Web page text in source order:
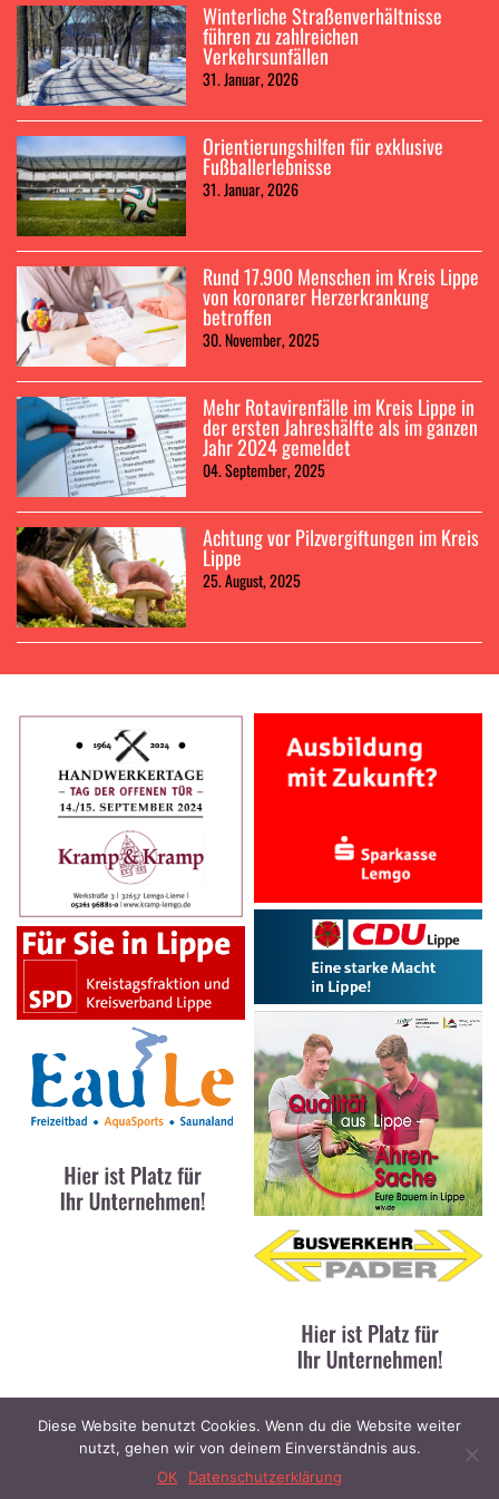
Winterliche Straßenverhältnisse
führen zu zahlreichen
Verkehrsunfällen
31. Januar, 2026
Orientierungshilfen für exklusive
Fußballerlebnisse
31. Januar, 2026
Rund 17.900 Menschen im Kreis Lippe
von koronarer Herzerkrankung
betroffen
30. November, 2025
Mehr Rotavirenfälle im Kreis Lippe in
der ersten Jahreshälfte als im ganzen
Jahr 2024 gemeldet
04. September, 2025
Achtung vor Pilzvergiftungen im Kreis
Lippe
25. August, 2025
Kontakt |Impressum|Datenschutz
© 2023 Lippe News / designed and developed byStratoflights
Diese Website benutzt Cookies. Wenn du die Website weiter
nutzt, gehen wir von deinem Einverständnis aus.
OK
Datenschutzerklärung